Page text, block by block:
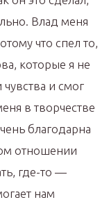
Влад меня
что спел то,
которые я не
и смог
в творчестве
благодарна
отношении
где-то —
нам